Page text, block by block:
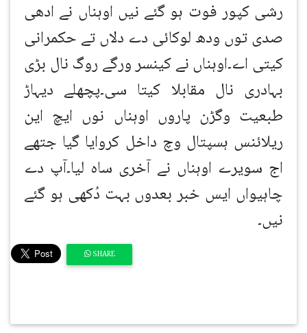
رشی کپور فوت ہو گئے نیں اوہناں نے ادھی
صدی توں ودھ لوکائی دے دلاں تے حکمرانی
کیتی اے۔اوہناں نے کینسر ورگے روگ نال بڑی
بہادری نال مقابلا کیتا سی۔پچھلے دیہاڑ
طبعیت وگڑن پاروں اوہناں نوں ایچ این
ریلائنس ہسپتال وچ داخل کروایا گیا جتھے
اج سویرے اوہناں نے آخری ساہ لیا۔آپ دے
چاہیواں ایس خبر بعدوں بہت دُکھی ہو گئے
نیں۔
SHARE